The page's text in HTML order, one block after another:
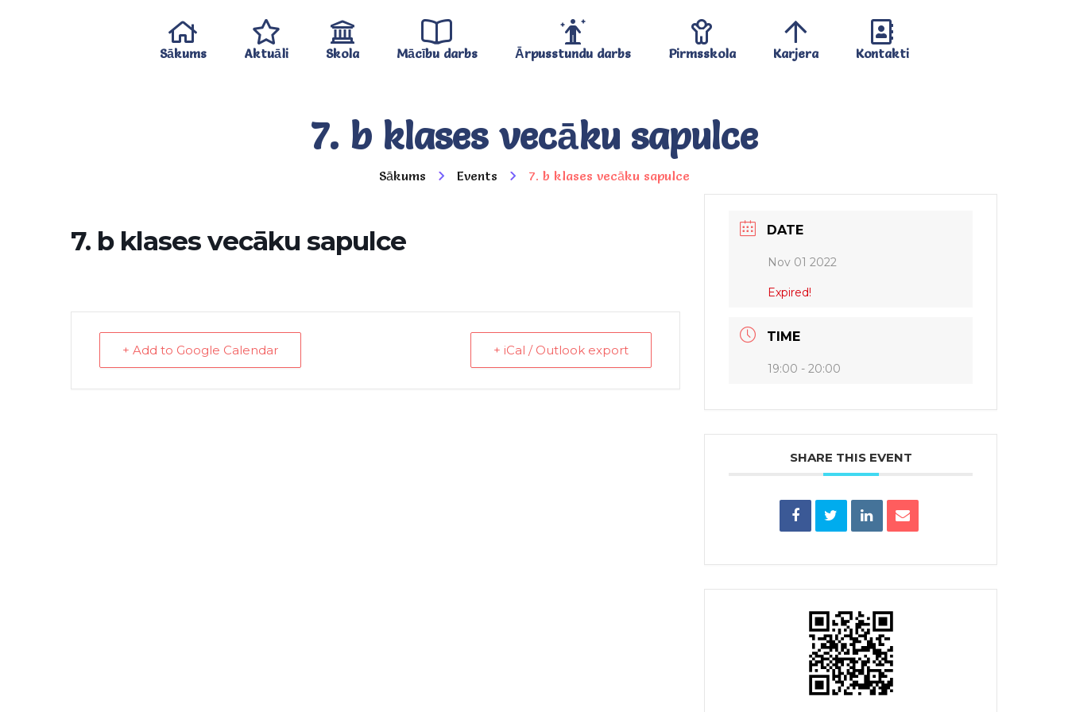
Sākums Aktuāli Skola Mācību darbs Ārpusstundu darbs Pirmsskola Karjera Kontakti
7. b klases vecāku sapulce
Sākums Events 7. b klases vecāku sapulce
7. b klases vecāku sapulce
+ Add to Google Calendar + iCal / Outlook export
DATE
Nov 01 2022
Expired!
TIME
19:00 - 20:00
SHARE THIS EVENT